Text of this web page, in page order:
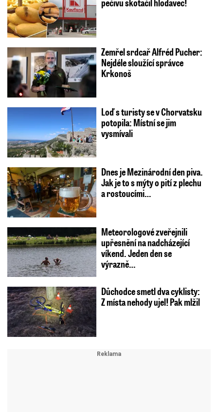
Zemřel srdcař Alfréd Pucher:
Nejdéle sloužící správce
Krkonoš
Loď s turisty se v Chorvatsku
potopila: Místní se jim
vysmívali
Dnes je Mezinárodní den piva.
Jak je to s mýty o pití z plechu
a rostoucími…
Meteorologové zveřejnili
upřesnění na nadcházející
víkend. Jeden den se
výrazně…
Důchodce smetl dva cyklisty:
Z místa nehody ujel! Pak mlžil